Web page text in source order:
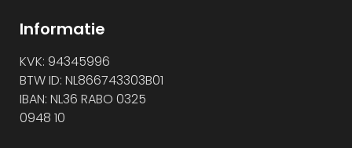
Informatie
KVK: 94345996
BTW ID: NL866743303B01
IBAN: NL36 RABO 0325
0948 10